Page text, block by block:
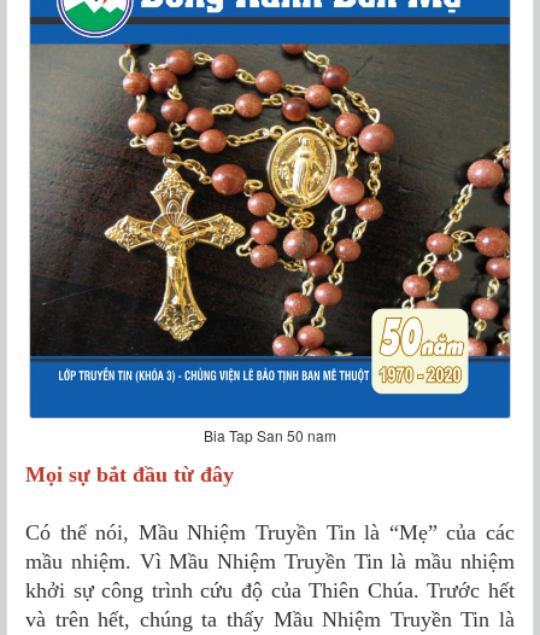
Bia Tap San 50 nam
Mọi sự bắt đầu từ đây
Có thể nói, Mầu Nhiệm Truyền Tin là “Mẹ” của các
mầu nhiệm. Vì Mầu Nhiệm Truyền Tin là mầu nhiệm
khởi sự công trình cứu độ của Thiên Chúa. Trước hết
và trên hết, chúng ta thấy Mầu Nhiệm Truyền Tin là